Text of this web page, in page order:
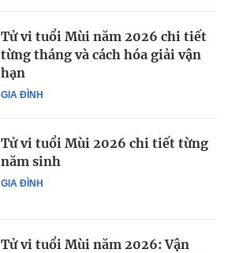
GIA ĐÌNH
Tử vi tuổi Mùi năm 2026 chi tiết
từng tháng và cách hóa giải vận
hạn
GIA ĐÌNH
Tử vi tuổi Mùi 2026 chi tiết từng
năm sinh
Tử vi tuổi Mùi năm 2026: Vận